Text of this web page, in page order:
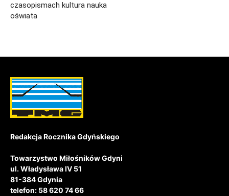
czasopismach kultura nauka
oświata
Redakcja Rocznika Gdyńskiego
Towarzystwo Miłośników Gdyni
ul. Władysława IV 51
81-384 Gdynia
telefon: 58 620 74 66